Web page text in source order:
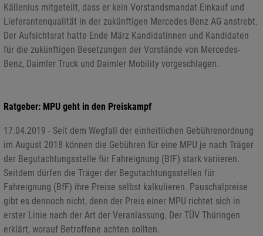
Källenius mitgeteilt, dass er kein Vorstandsmandat Einkauf und
Lieferantenqualität in der zukünftigen Mercedes-Benz AG anstrebt.
Der Aufsichtsrat hatte Ende März Kandidatinnen und Kandidaten
für die zukünftigen Besetzungen der Vorstände von Mercedes-
Benz, Daimler Truck und Daimler Mobility vorgeschlagen.
Ratgeber: MPU geht in den Preiskampf
17.04.2019 - Seit dem Wegfall der einheitlichen Gebührenordnung
im August 2018 können die Gebühren für eine MPU je nach Träger
der Begutachtungsstelle für Fahreignung (BfF) stark variieren.
Seitdem dürfen die Träger der Begutachtungsstellen für
Fahreignung (BfF) ihre Preise selbst kalkulieren. Pauschalpreise
gibt es dennoch nicht, denn der Preis einer MPU richtet sich in
erster Linie nach der Art der Veranlassung. Der TÜV Thüringen
erklärt, worauf Betroffene achten sollten.